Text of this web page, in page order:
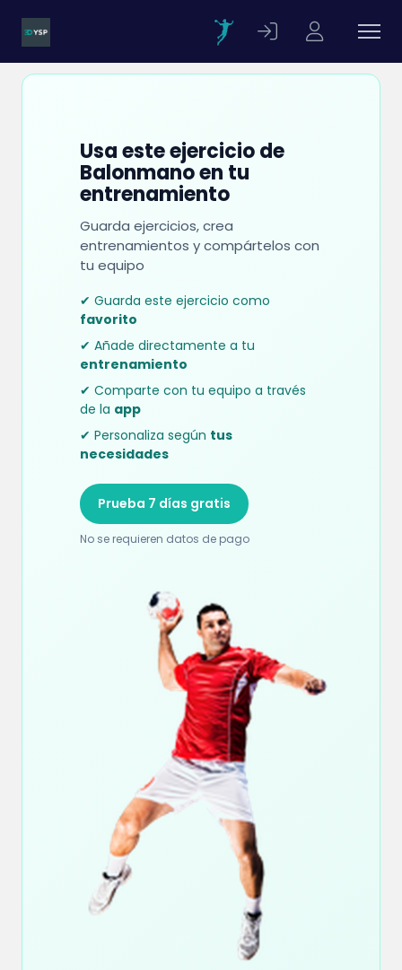
Usa este ejercicio de
Balonmano en tu
entrenamiento
Guarda ejercicios, crea
entrenamientos y compártelos con
tu equipo
✔ Guarda este ejercicio como
favorito
✔ Añade directamente a tu
entrenamiento
✔ Comparte con tu equipo a través
de la app
✔ Personaliza según tus
necesidades
Prueba 7 días gratis
No se requieren datos de pago